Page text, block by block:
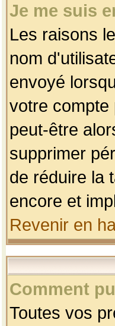
Je me suis
Les raisons
nom
envoyé
votre compte
peut-être
supprimer
de réduire la
encore et
Revenir en
Comment
Toutes vos